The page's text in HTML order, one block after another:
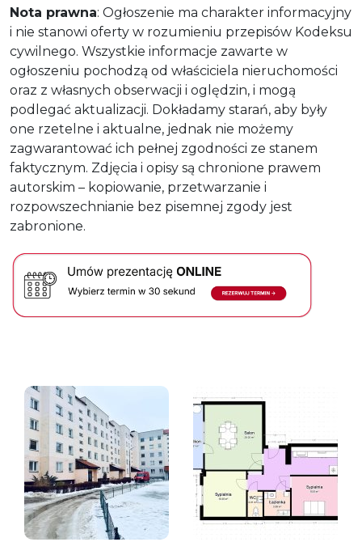
Nota prawna: Ogłoszenie ma charakter informacyjny
i nie stanowi oferty w rozumieniu przepisów Kodeksu
cywilnego. Wszystkie informacje zawarte w
ogłoszeniu pochodzą od właściciela nieruchomości
oraz z własnych obserwacji i oględzin, i mogą
podlegać aktualizacji. Dokładamy starań, aby były
one rzetelne i aktualne, jednak nie możemy
zagwarantować ich pełnej zgodności ze stanem
faktycznym. Zdjęcia i opisy są chronione prawem
autorskim – kopiowanie, przetwarzanie i
rozpowszechnianie bez pisemnej zgody jest
zabronione.